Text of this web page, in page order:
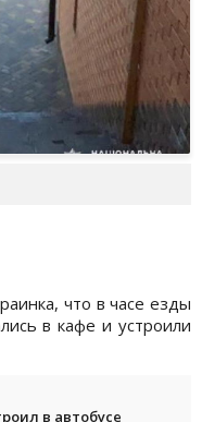
что в часе езды
в кафе и устроили
в автобусе